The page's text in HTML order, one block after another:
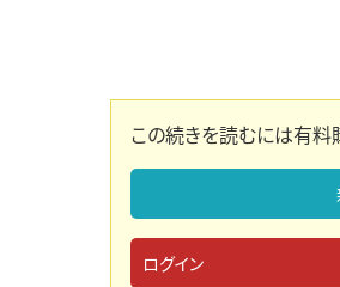
この続きを読むには有料
ログイン